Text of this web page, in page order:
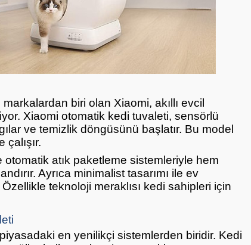
biri olan Xiaomi, akıllı evcil
Xiaomi otomatik kedi tuvaleti, sensörlü
ve temizlik döngüsünü başlatır. Bu model
otomatik atık paketleme sistemleriyle hem
Ayrıca minimalist tasarımı ile ev
teknoloji meraklısı kedi sahipleri için
en yenilikçi sistemlerden biridir. Kedi